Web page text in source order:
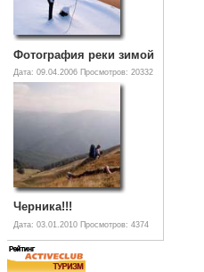
Фотография реки зимой
Дата: 09.04.2006 Просмотров: 20332
Черника!!!
Дата: 03.01.2010 Просмотров: 4374